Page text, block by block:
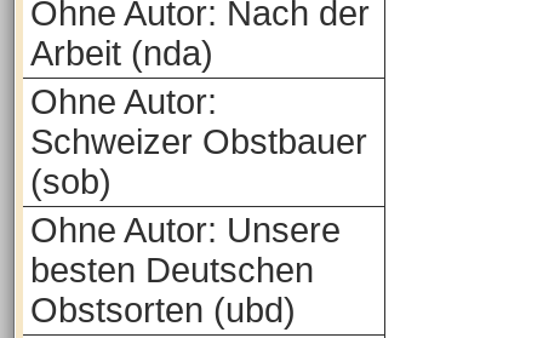
Ohne Autor: Nach der
Arbeit (nda)
Ohne Autor:
Schweizer Obstbauer
(sob)
Ohne Autor: Unsere
besten Deutschen
Obstsorten (ubd)